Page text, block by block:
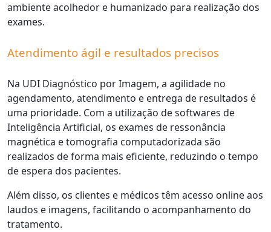
ambiente acolhedor e humanizado para realização dos
exames.
Atendimento ágil e resultados precisos
Na UDI Diagnóstico por Imagem, a agilidade no
agendamento, atendimento e entrega de resultados é
uma prioridade. Com a utilização de softwares de
Inteligência Artificial, os exames de ressonância
magnética e tomografia computadorizada são
realizados de forma mais eficiente, reduzindo o tempo
de espera dos pacientes.
Além disso, os clientes e médicos têm acesso online aos
laudos e imagens, facilitando o acompanhamento do
tratamento.